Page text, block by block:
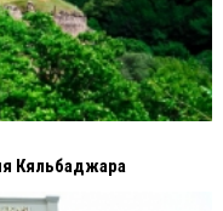
Кяльбаджара